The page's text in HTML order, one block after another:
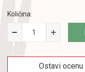
Količina:
Ostavi ocenu